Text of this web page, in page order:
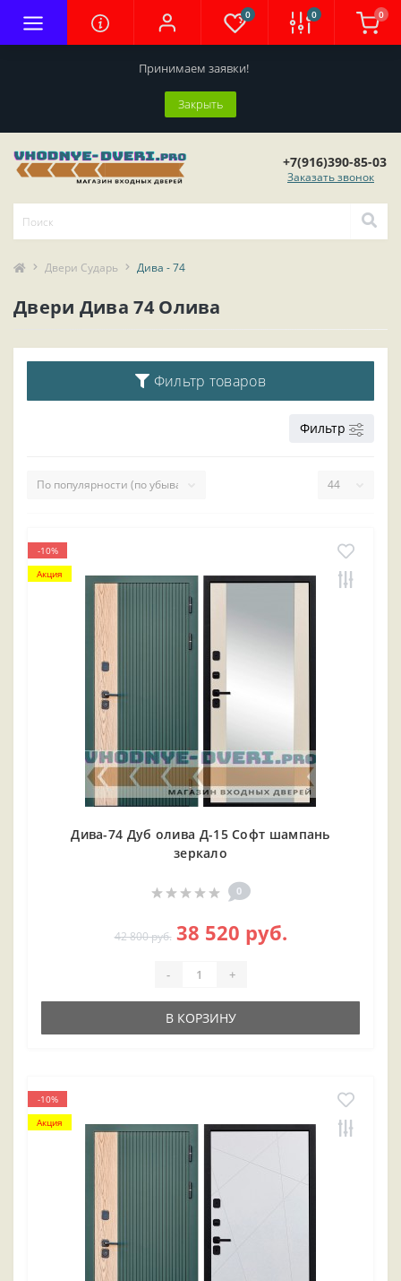
Принимаем заявки!
Закрыть
0 0 0
+7(916)390-85-03
Заказать звонок
Двери Сударь Дива - 74
Двери Дива 74 Олива
Фильтр товаров
Фильтр
-10%
Акция
Дива-74 Дуб олива Д-15 Софт шампань
зеркало
0
42 800 руб. 38 520 руб.
- +
В КОРЗИНУ
-10%
Акция